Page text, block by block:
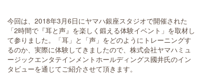
今回は、2018年3月6日にヤマハ銀座スタジオで開催された
「2時間で『耳と声』を楽しく鍛える体験イベント」を取材し
て参りました。「耳」と「声」をどのようにトレーニングす
るのか、実際に体験してきましたので、株式会社ヤマハミュ
ージックエンタテインメントホールディングス國井氏のイン
タビューを通じてご紹介させて頂きます。